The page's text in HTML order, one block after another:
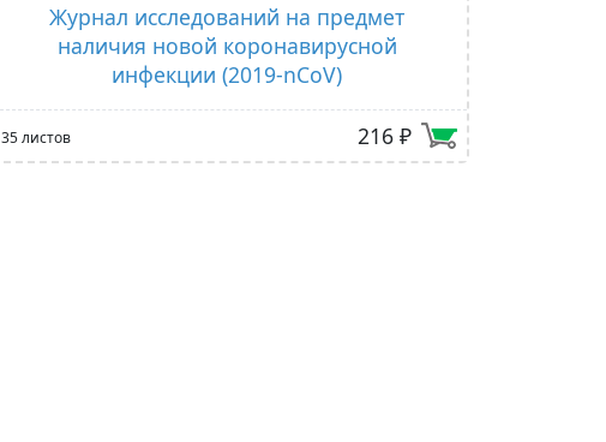
Журнал исследований на предмет
наличия новой коронавирусной
инфекции (2019-nCoV)
35 листов 216 ₽